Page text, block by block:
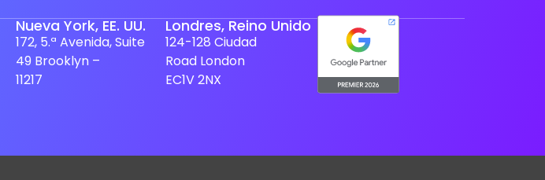
Nueva York, EE. UU.
172, 5.ª Avenida, Suite
49 Brooklyn –
11217
Londres, Reino Unido
124-128 Ciudad
Road London
EC1V 2NX